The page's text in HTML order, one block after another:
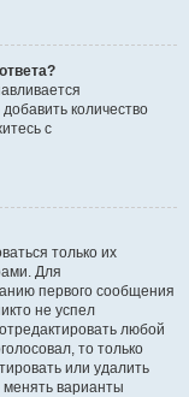
количество
с
только их
Для
первого сообщения
не успел
любой
то только
или удалить
варианты